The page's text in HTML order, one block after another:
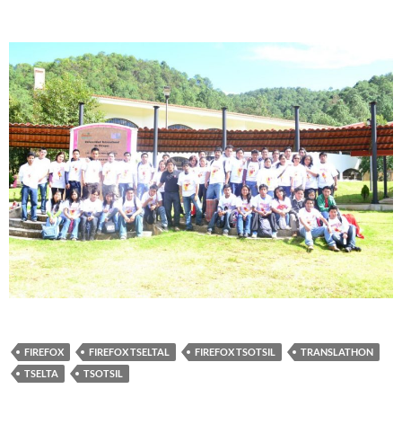
FIREFOX FIREFOX TSELTAL FIREFOX TSOTSIL
TRANSLATHON
TSELTA
TSOTSIL